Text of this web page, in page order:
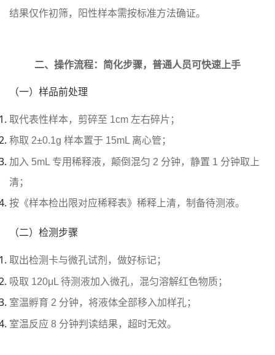
结果仅作初筛，阳性样本需按标准方法确证。
二、操作流程：简化步骤，普通人员可快速上手
（一）样品前处理
取代表性样本，剪碎至 1cm 左右碎片；
称取 2±0.1g 样本置于 15mL 离心管；
加入 5mL 专用稀释液，颠倒混匀 2 分钟，静置 1 分钟取上
清；
按《样本检出限对应稀释表》稀释上清，制备待测液。
（二）检测步骤
取出检测卡与微孔试剂，做好标记；
吸取 120μL 待测液加入微孔，混匀溶解红色物质；
室温孵育 2 分钟，将液体全部移入加样孔；
室温反应 8 分钟判读结果，超时无效。